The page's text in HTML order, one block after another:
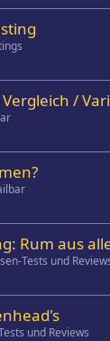
/
Rum aus
Tests und
und Reviews